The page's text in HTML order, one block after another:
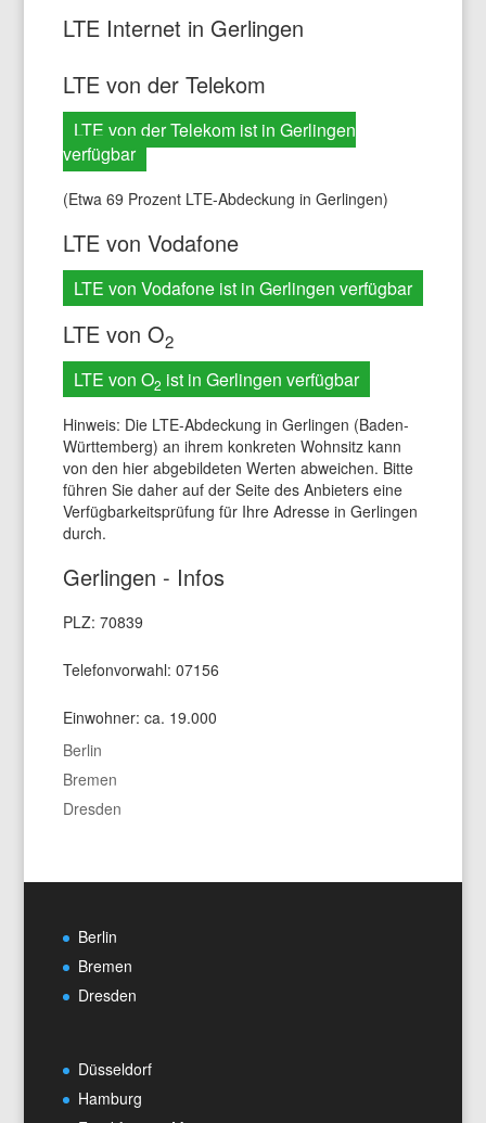
LTE Internet in Gerlingen
LTE von der Telekom
LTE von der Telekom ist in Gerlingen
verfügbar
(Etwa 69 Prozent LTE-Abdeckung in Gerlingen)
LTE von Vodafone
LTE von Vodafone ist in Gerlingen verfügbar
LTE von O2
LTE von O2 ist in Gerlingen verfügbar
Hinweis: Die LTE-Abdeckung in Gerlingen (Baden-
Württemberg) an ihrem konkreten Wohnsitz kann
von den hier abgebildeten Werten abweichen. Bitte
führen Sie daher auf der Seite des Anbieters eine
Verfügbarkeitsprüfung für Ihre Adresse in Gerlingen
durch.
Gerlingen - Infos
PLZ: 70839
Telefonvorwahl: 07156
Einwohner: ca. 19.000
Berlin
Bremen
Dresden
Berlin
Bremen
Dresden
Düsseldorf
Hamburg